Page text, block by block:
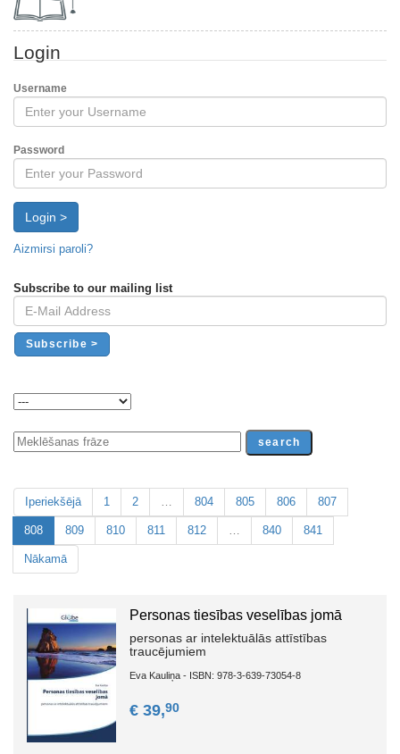
Login
Username
Password
Login >
Aizmirsi paroli?
Subscribe to our mailing list
Iperiekšējā 1 2 804 805 806 807
808 809 810 811 812 840 841
Nākamā
Personas tiesības veselības jomā
personas ar intelektuālās attīstības
traucējumiem
Eva Kauliņa - ISBN: 978-3-639-73054-8
€ 39,90